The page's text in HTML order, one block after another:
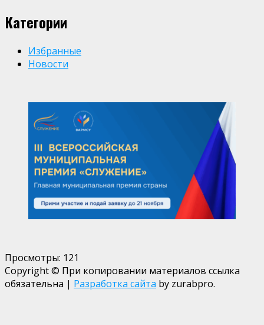
Категории
Избранные
Новости
Просмотры: 121
Copyright © При копировании материалов ссылка
обязательна | Разработка сайта by zurabpro.